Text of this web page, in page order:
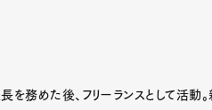
務めた後、フリーランスとして活動。